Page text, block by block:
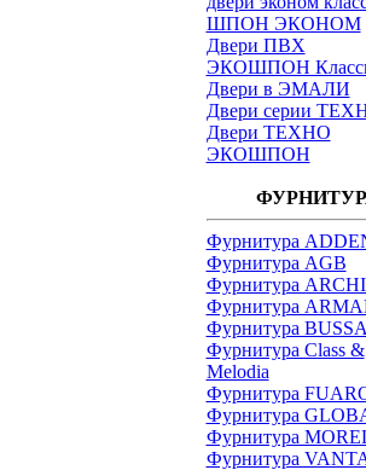
ШПОН ЭКОНОМ
Двери ПВХ
ЭКОШПОН
Двери в ЭМАЛИ
Двери серии
Двери ТЕХНО
ЭКОШПОН
Фурнитура
Фурнитура AGB
Фурнитура
Фурнитура
Фурнитура
Фурнитура Class &
Melodia
Фурнитура
Фурнитура
Фурнитура
Фурнитура